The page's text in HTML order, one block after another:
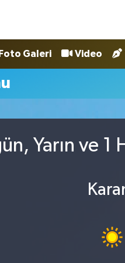
Foto Galeri Video
Yarın ve